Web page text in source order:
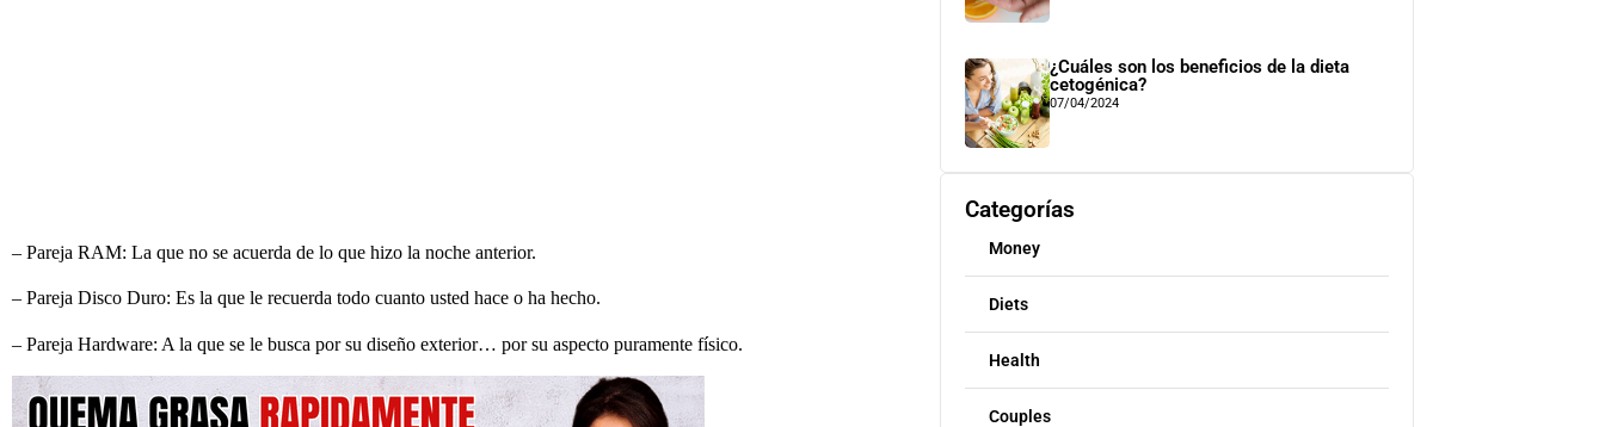
– Pareja RAM: La que no se acuerda de lo que hizo la noche anterior.
– Pareja Disco Duro: Es la que le recuerda todo cuanto usted hace o ha hecho.
– Pareja Hardware: A la que se le busca por su diseño exterior… por su aspecto puramente físico.
¿Cuáles son los beneficios de la dieta
cetogénica?
07/04/2024
Categorías
Money
Diets
Health
Couples